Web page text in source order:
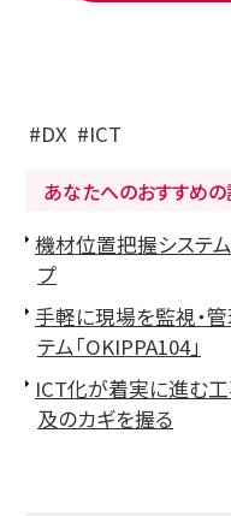
DX
ICT
あなたへのおすすめ
機材位置把握システ
プ
手軽に現場を監視・
テム「OKIPPA104」
ICT化が着実に進む
及のカギを握る